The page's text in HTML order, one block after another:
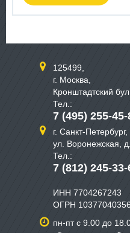
125499,
г. Москва,
Кронштадтский
Тел.:
7 (495) 255-45-
г. Санкт-Петербург,
ул. Воронежская,
Тел.:
7 (812) 245-33-
ИНН 7704267243
ОГРН
пн-пт с 9.00 до